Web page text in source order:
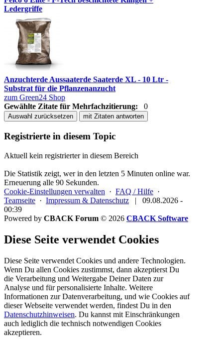
Ledergriffe
Anzuchterde Aussaaterde Saaterde XL - 10 Ltr -
Substrat für die Pflanzenanzucht
zum Green24 Shop
Gewählte Zitate für Mehrfachzitierung:
0
Auswahl zurücksetzen mit Zitaten antworten
Registrierte in diesem Topic
Aktuell kein registrierter in diesem Bereich
Die Statistik zeigt, wer in den letzten 5 Minuten online war.
Erneuerung alle 90 Sekunden.
Cookie-Einstellungen verwalten · FAQ / Hilfe ·
Teamseite · Impressum & Datenschutz |
09.08.2026 -
00:39
Powered by CBACK Forum © 2026 CBACK Software
Diese Seite verwendet Cookies
Diese Seite verwendet Cookies und andere Technologien.
Wenn Du allen Cookies zustimmst, dann akzeptierst Du
die Verarbeitung und Weitergabe Deiner Daten zur
Analyse und für personalisierte Inhalte. Weitere
Informationen zur Datenverarbeitung, und wie Cookies auf
dieser Webseite verwendet werden, findest Du in den
Datenschutzhinweisen. Du kannst mit Einschränkungen
auch lediglich die technisch notwendigen Cookies
akzeptieren.